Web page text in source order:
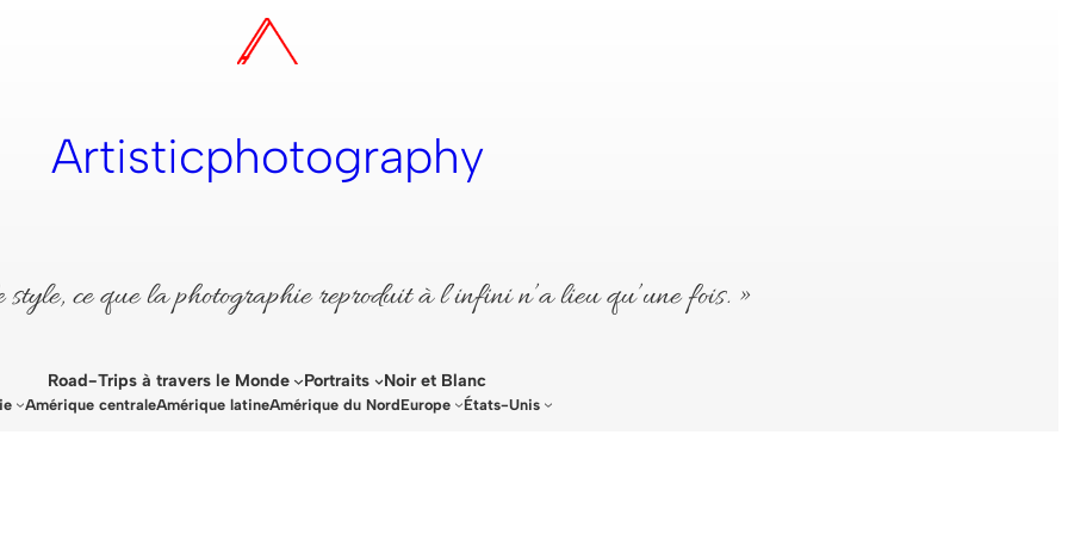
Artisticphotography
ce que la photographie reproduit à l’infini n’a lieu qu’une fois. »
Road-Trips à travers le Monde Portraits Noir et Blanc
Amérique centraleAmérique latineAmérique du NordEurope États-Unis